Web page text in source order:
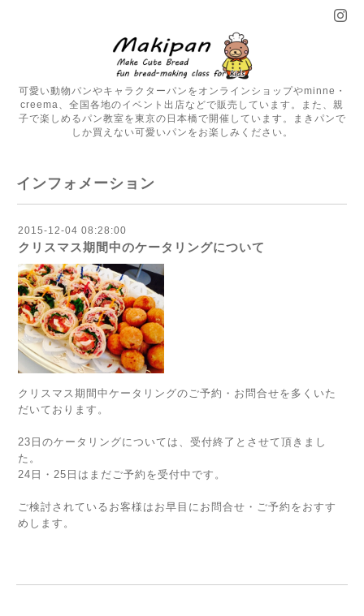
可愛い動物パンやキャラクターパンをオンラインショップやminne・
creema、全国各地のイベント出店などで販売しています。また、親
子で楽しめるパン教室を東京の日本橋で開催しています。まきパンで
しか買えない可愛いパンをお楽しみください。
インフォメーション
2015-12-04 08:28:00
クリスマス期間中のケータリングについて
クリスマス期間中ケータリングのご予約・お問合せを多くいた
だいております。
23日のケータリングについては、受付終了とさせて頂きまし
た。
24日・25日はまだご予約を受付中です。
ご検討されているお客様はお早目にお問合せ・ご予約をおすす
めします。